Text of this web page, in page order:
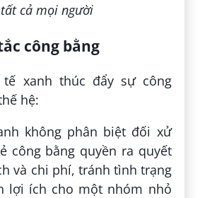
cả mọi người
công bằng
xanh thúc đẩy sự công
hệ:
không phân biệt đối xử
công bằng quyền ra quyết
và chi phí, tránh tình trạng
lợi ích cho một nhóm nhỏ